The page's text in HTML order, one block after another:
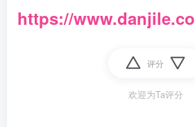
https://
评分
欢迎为Ta评分